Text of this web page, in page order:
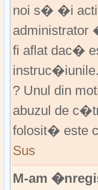
noi s� �i
fi aflat dac�
? Unul din
abuzul de
folosit� este
Sus
M-am